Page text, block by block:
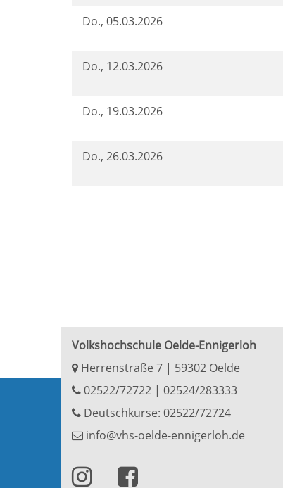
Do., 05.03.2026
Do., 12.03.2026
Do., 19.03.2026
Do., 26.03.2026
Volkshochschule Oelde-Ennigerloh
Herrenstraße 7 | 59302 Oelde
02522/72722 | 02524/283333
Deutschkurse: 02522/72724
info@vhs-oelde-ennigerloh.de